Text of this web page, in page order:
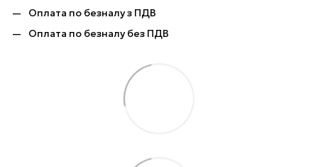
Оплата по безналу з ПДВ
Оплата по безналу без ПДВ